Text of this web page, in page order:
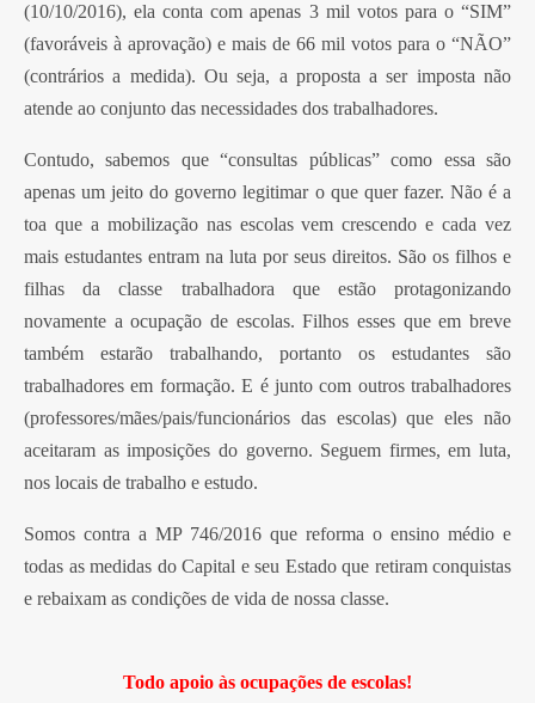
(10/10/2016), ela conta com apenas 3 mil votos para o “SIM”
(favoráveis à aprovação) e mais de 66 mil votos para o “NÃO”
(contrários a medida). Ou seja, a proposta a ser imposta não
atende ao conjunto das necessidades dos trabalhadores.
Contudo, sabemos que “consultas públicas” como essa são
apenas um jeito do governo legitimar o que quer fazer. Não é a
toa que a mobilização nas escolas vem crescendo e cada vez
mais estudantes entram na luta por seus direitos. São os filhos e
filhas da classe trabalhadora que estão protagonizando
novamente a ocupação de escolas. Filhos esses que em breve
também estarão trabalhando, portanto os estudantes são
trabalhadores em formação. E é junto com outros trabalhadores
(professores/mães/pais/funcionários das escolas) que eles não
aceitaram as imposições do governo. Seguem firmes, em luta,
nos locais de trabalho e estudo.
Somos contra a MP 746/2016 que reforma o ensino médio e
todas as medidas do Capital e seu Estado que retiram conquistas
e rebaixam as condições de vida de nossa classe.
Todo apoio às ocupações de escolas!